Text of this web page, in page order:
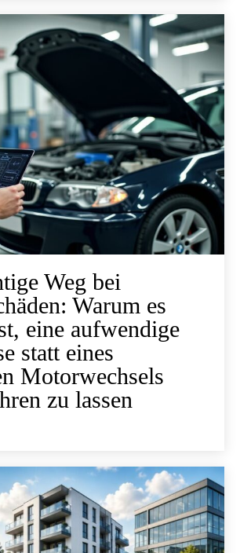
Weg bei
Warum es
eine aufwendige
statt eines
Motorwechsels
zu lassen